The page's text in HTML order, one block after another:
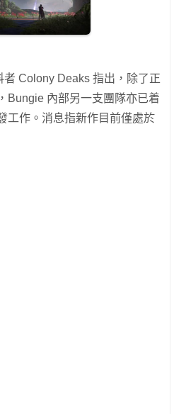
Colony Deaks 指出，除了正
Bungie 內部另一支團隊亦已着
工作。消息指新作目前僅處於